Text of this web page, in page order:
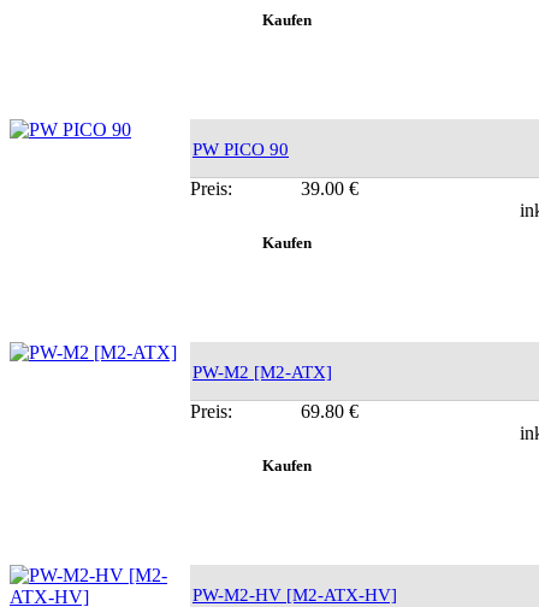
PW PICO 90
Preis:
39.00 €
PW-M2 [M2-ATX]
Preis:
69.80 €
PW-M2-HV [M2-ATX-HV]